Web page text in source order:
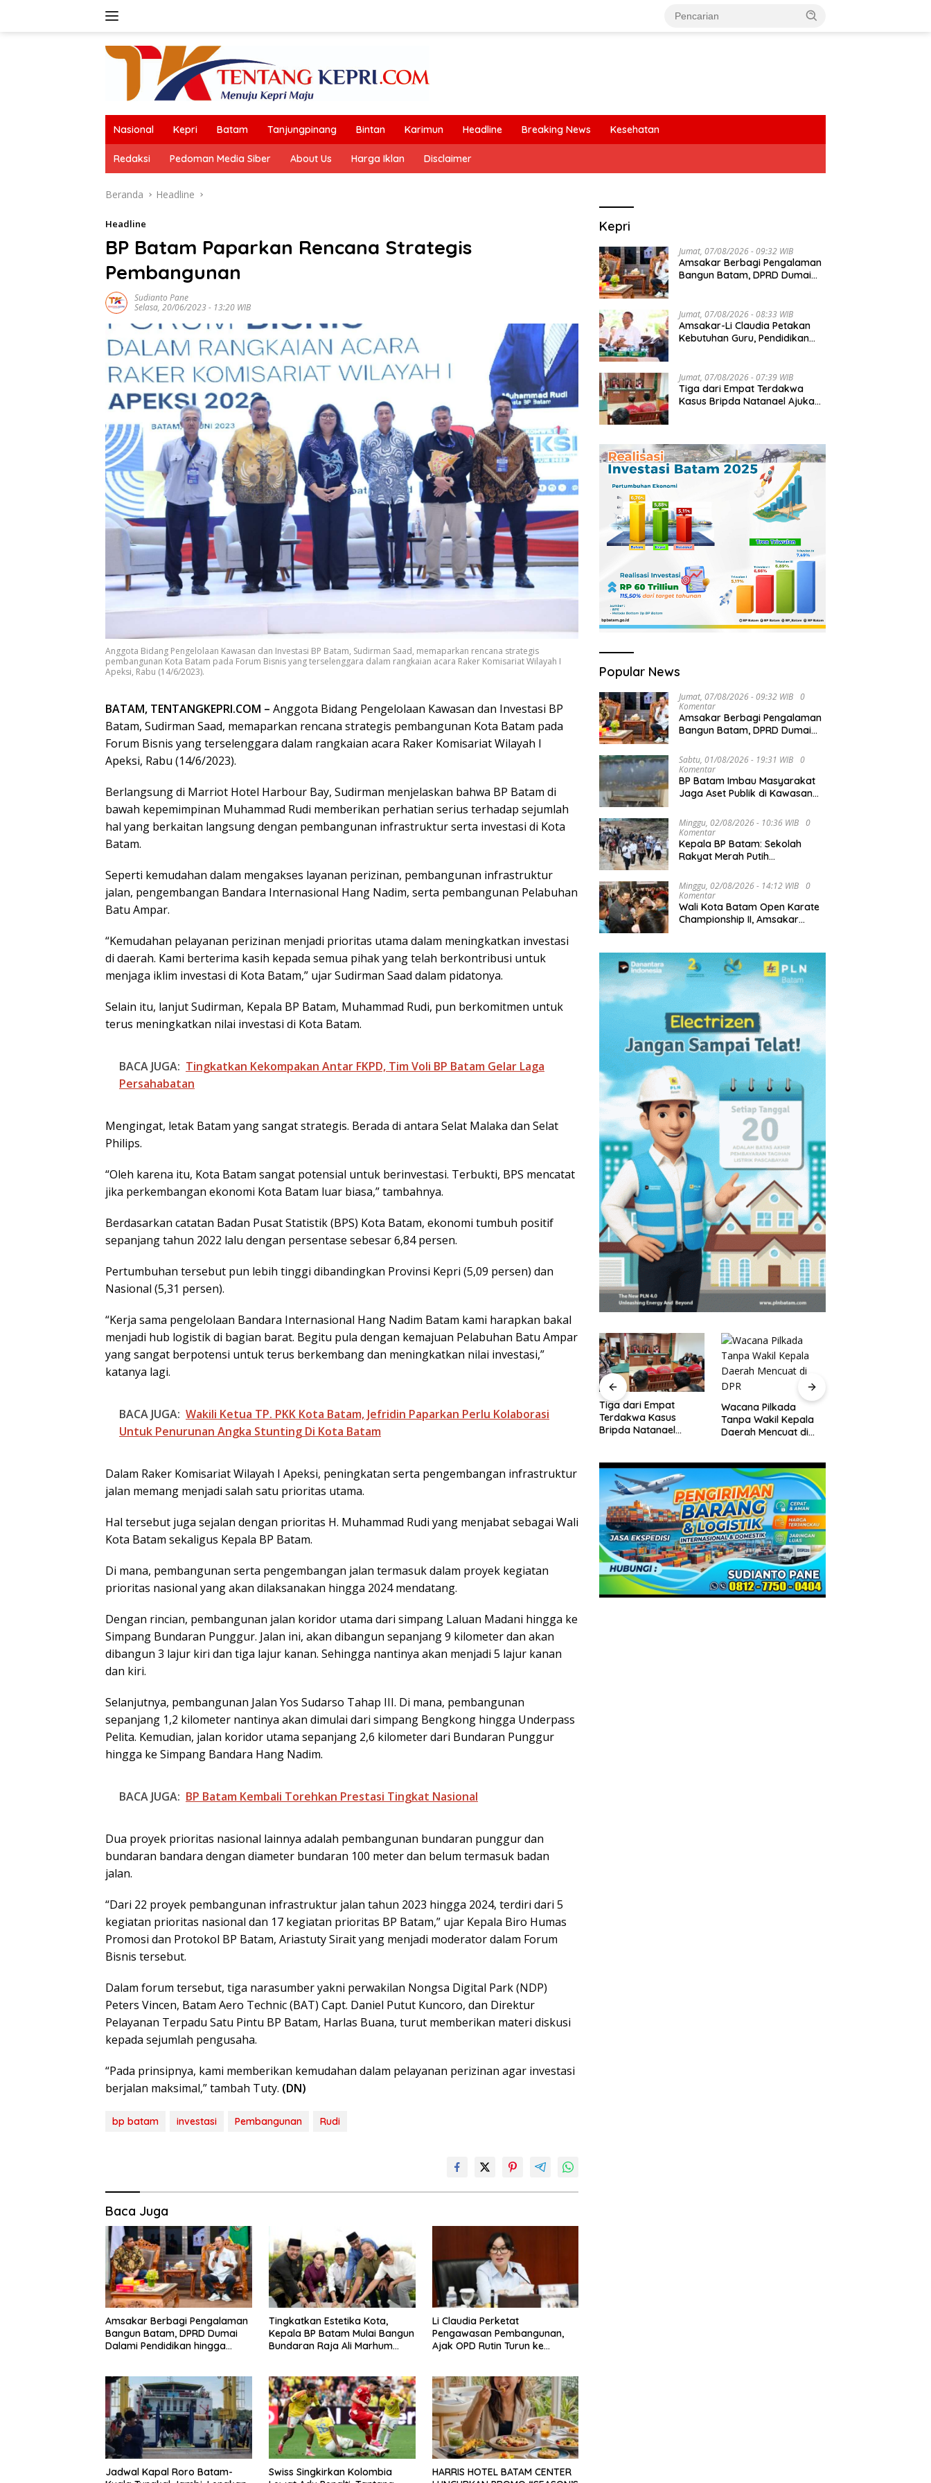
Nasional Kepri Batam Tanjungpinang Bintan Karimun Headline Breaking News Kesehatan
Redaksi Pedoman Media Siber About Us Harga Iklan Disclaimer
Beranda Headline
Headline
BP Batam Paparkan Rencana Strategis
Pembangunan
Sudianto Pane
Selasa, 20/06/2023 - 13:20 WIB
Anggota Bidang Pengelolaan Kawasan dan Investasi BP Batam, Sudirman Saad, memaparkan rencana strategis
pembangunan Kota Batam pada Forum Bisnis yang terselenggara dalam rangkaian acara Raker Komisariat Wilayah I
Apeksi, Rabu (14/6/2023).
BATAM, TENTANGKEPRI.COM – Anggota Bidang Pengelolaan Kawasan dan Investasi BP
Batam, Sudirman Saad, memaparkan rencana strategis pembangunan Kota Batam pada
Forum Bisnis yang terselenggara dalam rangkaian acara Raker Komisariat Wilayah I
Apeksi, Rabu (14/6/2023).
Berlangsung di Marriot Hotel Harbour Bay, Sudirman menjelaskan bahwa BP Batam di
bawah kepemimpinan Muhammad Rudi memberikan perhatian serius terhadap sejumlah
hal yang berkaitan langsung dengan pembangunan infrastruktur serta investasi di Kota
Batam.
Seperti kemudahan dalam mengakses layanan perizinan, pembangunan infrastruktur
jalan, pengembangan Bandara Internasional Hang Nadim, serta pembangunan Pelabuhan
Batu Ampar.
“Kemudahan pelayanan perizinan menjadi prioritas utama dalam meningkatkan investasi
di daerah. Kami berterima kasih kepada semua pihak yang telah berkontribusi untuk
menjaga iklim investasi di Kota Batam,” ujar Sudirman Saad dalam pidatonya.
Selain itu, lanjut Sudirman, Kepala BP Batam, Muhammad Rudi, pun berkomitmen untuk
terus meningkatkan nilai investasi di Kota Batam.
BACA JUGA: Tingkatkan Kekompakan Antar FKPD, Tim Voli BP Batam Gelar Laga
Persahabatan
Mengingat, letak Batam yang sangat strategis. Berada di antara Selat Malaka dan Selat
Philips.
“Oleh karena itu, Kota Batam sangat potensial untuk berinvestasi. Terbukti, BPS mencatat
jika perkembangan ekonomi Kota Batam luar biasa,” tambahnya.
Berdasarkan catatan Badan Pusat Statistik (BPS) Kota Batam, ekonomi tumbuh positif
sepanjang tahun 2022 lalu dengan persentase sebesar 6,84 persen.
Pertumbuhan tersebut pun lebih tinggi dibandingkan Provinsi Kepri (5,09 persen) dan
Nasional (5,31 persen).
“Kerja sama pengelolaan Bandara Internasional Hang Nadim Batam kami harapkan bakal
menjadi hub logistik di bagian barat. Begitu pula dengan kemajuan Pelabuhan Batu Ampar
yang sangat berpotensi untuk terus berkembang dan meningkatkan nilai investasi,”
katanya lagi.
BACA JUGA: Wakili Ketua TP. PKK Kota Batam, Jefridin Paparkan Perlu Kolaborasi
Untuk Penurunan Angka Stunting Di Kota Batam
Dalam Raker Komisariat Wilayah I Apeksi, peningkatan serta pengembangan infrastruktur
jalan memang menjadi salah satu prioritas utama.
Hal tersebut juga sejalan dengan prioritas H. Muhammad Rudi yang menjabat sebagai Wali
Kota Batam sekaligus Kepala BP Batam.
Di mana, pembangunan serta pengembangan jalan termasuk dalam proyek kegiatan
prioritas nasional yang akan dilaksanakan hingga 2024 mendatang.
Dengan rincian, pembangunan jalan koridor utama dari simpang Laluan Madani hingga ke
Simpang Bundaran Punggur. Jalan ini, akan dibangun sepanjang 9 kilometer dan akan
dibangun 3 lajur kiri dan tiga lajur kanan. Sehingga nantinya akan menjadi 5 lajur kanan
dan kiri.
Selanjutnya, pembangunan Jalan Yos Sudarso Tahap III. Di mana, pembangunan
sepanjang 1,2 kilometer nantinya akan dimulai dari simpang Bengkong hingga Underpass
Pelita. Kemudian, jalan koridor utama sepanjang 2,6 kilometer dari Bundaran Punggur
hingga ke Simpang Bandara Hang Nadim.
BACA JUGA: BP Batam Kembali Torehkan Prestasi Tingkat Nasional
Dua proyek prioritas nasional lainnya adalah pembangunan bundaran punggur dan
bundaran bandara dengan diameter bundaran 100 meter dan belum termasuk badan
jalan.
“Dari 22 proyek pembangunan infrastruktur jalan tahun 2023 hingga 2024, terdiri dari 5
kegiatan prioritas nasional dan 17 kegiatan prioritas BP Batam,” ujar Kepala Biro Humas
Promosi dan Protokol BP Batam, Ariastuty Sirait yang menjadi moderator dalam Forum
Bisnis tersebut.
Dalam forum tersebut, tiga narasumber yakni perwakilan Nongsa Digital Park (NDP)
Peters Vincen, Batam Aero Technic (BAT) Capt. Daniel Putut Kuncoro, dan Direktur
Pelayanan Terpadu Satu Pintu BP Batam, Harlas Buana, turut memberikan materi diskusi
kepada sejumlah pengusaha.
“Pada prinsipnya, kami memberikan kemudahan dalam pelayanan perizinan agar investasi
berjalan maksimal,” tambah Tuty. (DN)
bp batam investasi Pembangunan Rudi
Baca Juga
Amsakar Berbagi Pengalaman
Bangun Batam, DPRD Dumai
Dalami Pendidikan hingga
Tingkatkan Estetika Kota,
Kepala BP Batam Mulai Bangun
Bundaran Raja Ali Marhum
Li Claudia Perketat
Pengawasan Pembangunan,
Ajak OPD Rutin Turun ke
Jadwal Kapal Roro Batam-
Swiss Singkirkan Kolombia
HARRIS HOTEL BATAM CENTER
Kepri
Jumat, 07/08/2026 - 09:32 WIB
Amsakar Berbagi Pengalaman
Bangun Batam, DPRD Dumai
Jumat, 07/08/2026 - 08:33 WIB
Amsakar-Li Claudia Petakan
Kebutuhan Guru, Pendidikan
Jumat, 07/08/2026 - 07:39 WIB
Tiga dari Empat Terdakwa
Kasus Bripda Natanael Ajukan
Popular News
Jumat, 07/08/2026 - 09:32 WIB
0
Komentar
Amsakar Berbagi Pengalaman
Bangun Batam, DPRD Dumai
Investasi
Sabtu, 01/08/2026 - 19:31 WIB
0
Komentar
BP Batam Imbau Masyarakat
Jaga Aset Publik di Kawasan
Minggu, 02/08/2026 - 10:36 WIB
0
Komentar
Kepala BP Batam: Sekolah
Rakyat Merah Putih
Keluarga Prasejahtera
Minggu, 02/08/2026 - 14:12 WIB
0
Komentar
Wali Kota Batam Open Karate
Championship II, Amsakar
Berkelanjutan
Penertiban
Pemanfaatan Ruang
Laut Sesuai Ketentuan
undangan
Kepri, Amsakar
Sambut di Batam
Petakan Kebutuhan
Tiga dari Empat
Terdakwa Kasus
Bripda Natanael
Wacana Pilkada
Tanpa Wakil Kepala
Daerah Mencuat di